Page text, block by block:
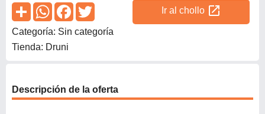
Ir al chollo open_in_new
Categoría: Sin categoría
Tienda: Druni
Descripción de la oferta